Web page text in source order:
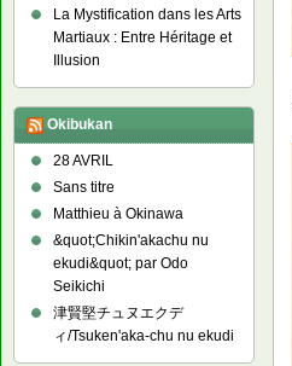
La Mystification dans les Arts
Martiaux : Entre Héritage et
Illusion
Okibukan
28 AVRIL
Sans titre
Matthieu à Okinawa
&quot;Chikin'akachu nu
ekudi&quot; par Odo
Seikichi
津賢堅チュヌエクデ
ィ/Tsuken'aka-chu nu ekudi